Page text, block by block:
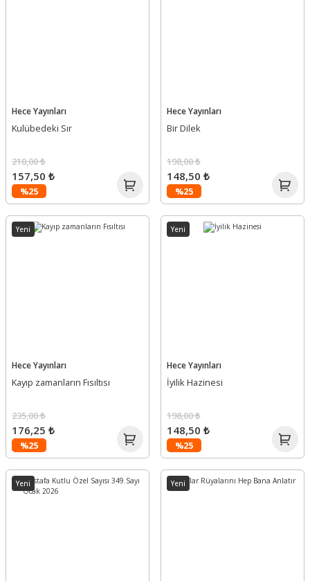
Hece Yayınları
Kulübedeki Sır
%25
210,00 ₺
157,50 ₺
Hece Yayınları
Bir Dilek
%25
198,00 ₺
148,50 ₺
Yeni
Hece Yayınları
Kayıp zamanların Fısıltısı
%25
235,00 ₺
176,25 ₺
Yeni
Hece Yayınları
İyilik Hazinesi
%25
198,00 ₺
148,50 ₺
Yeni Yeni